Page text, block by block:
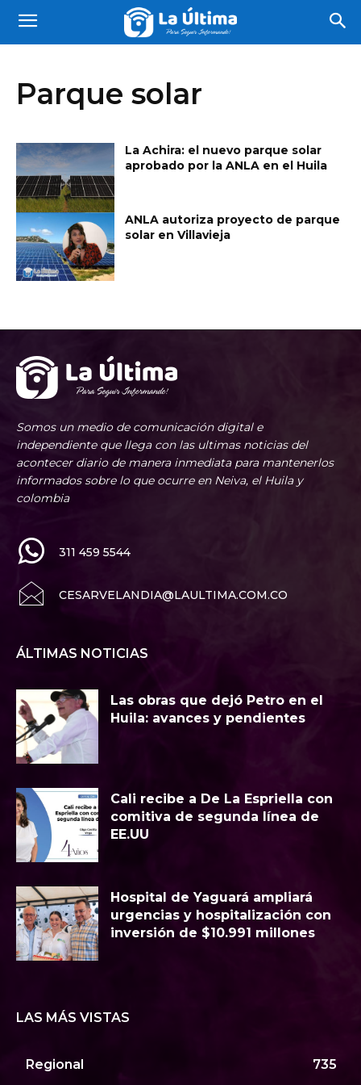
Parque solar
La Achira: el nuevo parque solar
aprobado por la ANLA en el Huila
ANLA autoriza proyecto de parque
solar en Villavieja
Somos un medio de comunicación digital e
independiente que llega con las ultimas noticias del
acontecer diario de manera inmediata para mantenerlos
informados sobre lo que ocurre en Neiva, el Huila y
colombia
311 459 5544
CESARVELANDIA@LAULTIMA.COM.CO
ÁLTIMAS NOTICIAS
Las obras que dejó Petro en el
Huila: avances y pendientes
Cali recibe a De La Espriella con
comitiva de segunda línea de
EE.UU
Hospital de Yaguará ampliará
urgencias y hospitalización con
inversión de $10.991 millones
LAS MÁS VISTAS
Regional 735